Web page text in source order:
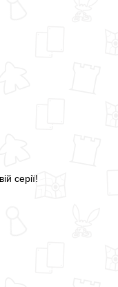
серії!